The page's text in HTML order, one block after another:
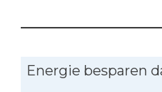
Energie besparen